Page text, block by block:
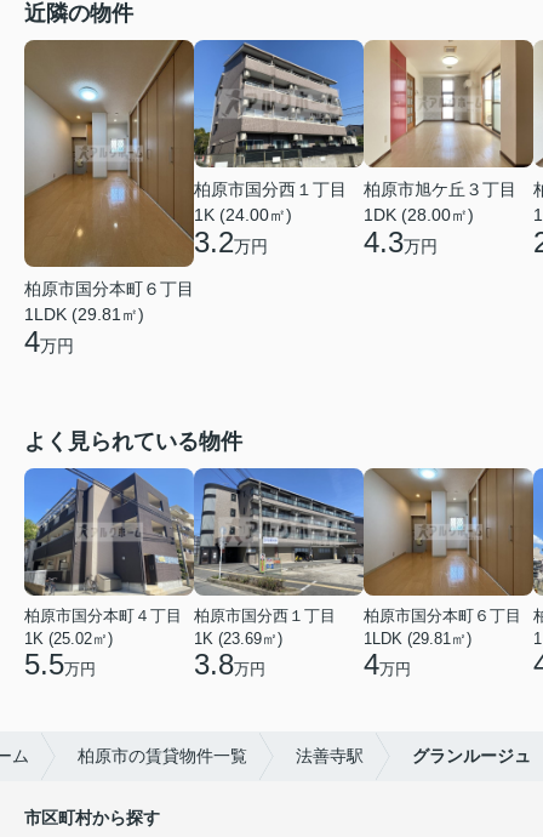
近隣の物件
柏原市国分本町６丁目
1LDK (29.81㎡)
4万円
柏原市国分西１丁目
1K (24.00㎡)
3.2万円
柏原市旭ケ丘３丁目
1DK (28.00㎡)
4.3万円
よく見られている物件
柏原市国分本町４丁目
1K (25.02㎡)
5.5万円
柏原市国分西１丁目
1K (23.69㎡)
3.8万円
柏原市国分本町６丁目
1LDK (29.81㎡)
4万円
ム 柏原市の賃貸物件一覧 法善寺駅 グランルージュ
市区町村から探す